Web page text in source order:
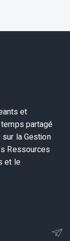
et
partagé
la Gestion
Ressources
et le